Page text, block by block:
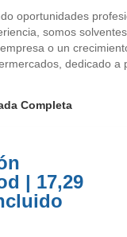
oportunidades
somos
o un
dedicado a
Completa
| 17,29